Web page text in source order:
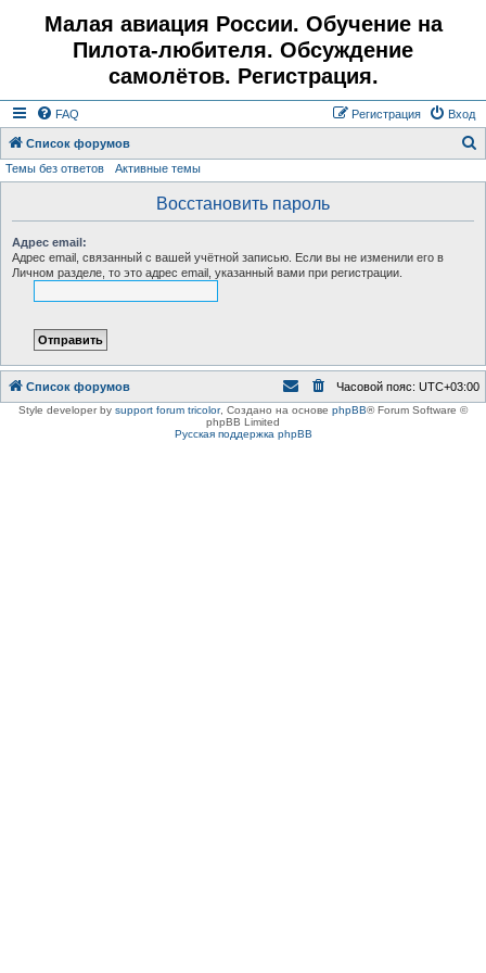
Малая авиация России. Обучение на
Пилота-любителя. Обсуждение
самолётов. Регистрация.
FAQ Вход
Регистрация
Список форумов
Темы без ответов Активные темы
Восстановить пароль
Адрес email:
Адрес email, связанный с вашей учётной записью. Если вы не изменили его в
Личном разделе, то это адрес email, указанный вами при регистрации.
Список форумов Часовой пояс: UTC+03:00
Style developer by support forum tricolor, Создано на основе phpBB® Forum Software ©
phpBB Limited
Русская поддержка phpBB